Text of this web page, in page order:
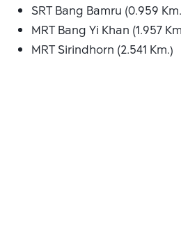
SRT Bang Bamru (0.959
MRT Bang Yi Khan (1.957
MRT Sirindhorn (2.541 Km.)